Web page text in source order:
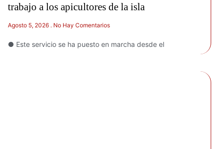
trabajo a los apicultores de la isla
Agosto 5, 2026 No Hay Comentarios
● Este servicio se ha puesto en marcha desde el